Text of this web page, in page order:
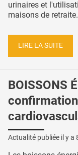
urinaires et
maisons de
LIRE LA SUITE
BOISSONS
Actualité publiée il y a